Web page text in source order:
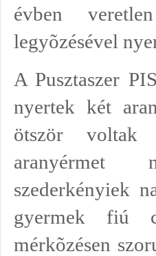
évben
legyõzésével
A Pusztaszer
nyertek két
ötször voltak
aranyérmet
szederkényiek
gyermek fiú
mérkõzésen